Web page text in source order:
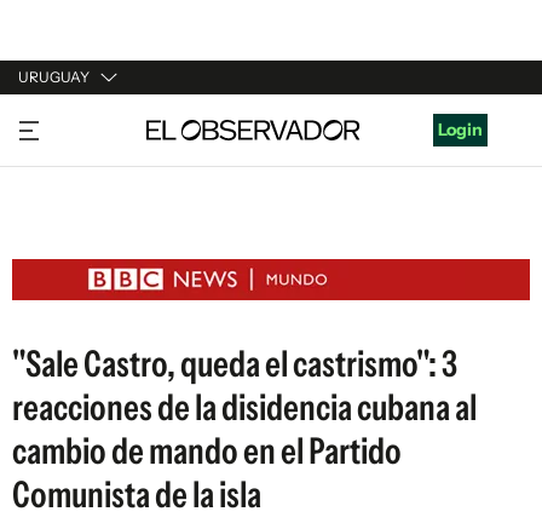
URUGUAY
URUGUAY
ARGENTINA
ESTADOS UNIDOS
Login
"Sale Castro, queda el castrismo": 3
reacciones de la disidencia cubana al
cambio de mando en el Partido
Comunista de la isla